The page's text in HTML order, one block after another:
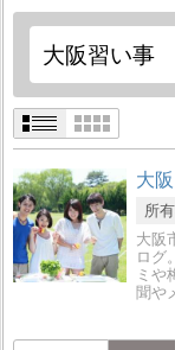
大
所
大阪
ログ
ミや
聞や